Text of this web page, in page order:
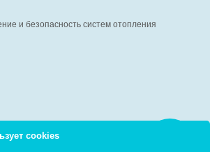
и безопасность систем отопления
строительный рынок, павильон № 8c
cookies